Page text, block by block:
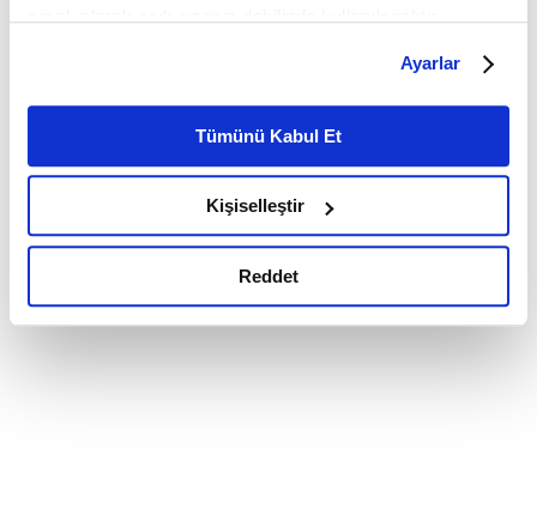
belirleyebilirsiniz. Çerezlere ilişkin detaylı bilgi için
Ayarlar butonuna tıklayabilir,Çerez Bilgilendirme
Metnimizi ziyaret edebilirsiniz.
6698 sayılı Kişisel Verilerin Korunması Kanunu uyarınca
okumak ve sitemizi ziyaretiniz kapsamında
gerçekleştirilen veri işleme faaliyetleri ile ilgili daha
detaylı bilgi almak için lütfentıklayınız.
Ayarlar
Tümünü Kabul Et
Kişiselleştir
Reddet